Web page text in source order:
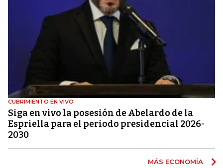
CUBRIMIENTO EN VIVO
Siga en vivo la posesión de Abelardo de la
Espriella para el periodo presidencial 2026-
2030
MÁS ECONOMÍA